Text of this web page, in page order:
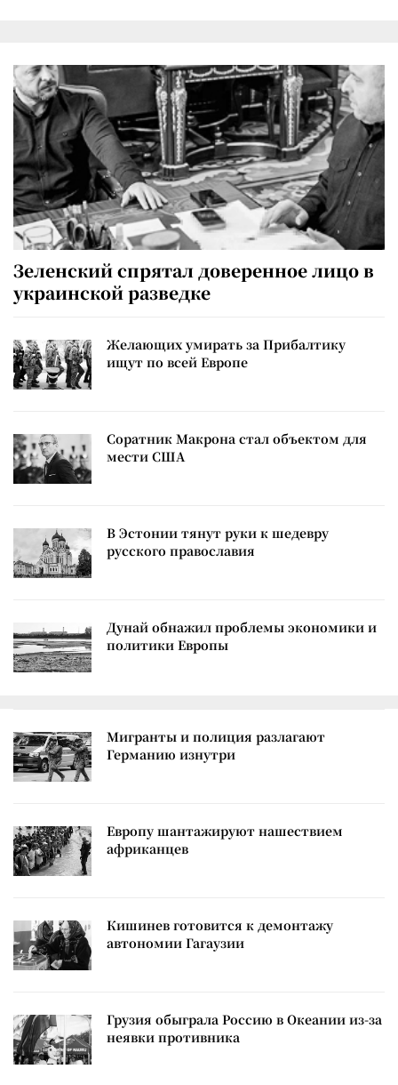
Зеленский спрятал доверенное лицо в
украинской разведке
Желающих умирать за Прибалтику
ищут по всей Европе
Соратник Макрона стал объектом для
мести США
В Эстонии тянут руки к шедевру
русского православия
Дунай обнажил проблемы экономики и
политики Европы
Мигранты и полиция разлагают
Германию изнутри
Европу шантажируют нашествием
африканцев
Кишинев готовится к демонтажу
автономии Гагаузии
Грузия обыграла Россию в Океании из-за
неявки противника